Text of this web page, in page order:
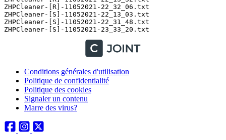
ZHPCleaner-[R]-11052021-22_32_06.txt
ZHPCleaner-[S]-11052021-22_13_03.txt
ZHPCleaner-[S]-11052021-22_31_48.txt
Conditions générales d'utilisation
Politique de confidentialité
Politique des cookies
Signaler un contenu
Marre des virus?